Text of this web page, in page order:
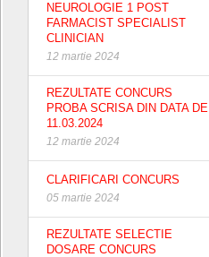
NEUROLOGIE 1 POST
FARMACIST SPECIALIST
CLINICIAN
12 martie 2024
REZULTATE CONCURS
PROBA SCRISA DIN DATA DE
11.03.2024
12 martie 2024
CLARIFICARI CONCURS
05 martie 2024
REZULTATE SELECTIE
DOSARE CONCURS